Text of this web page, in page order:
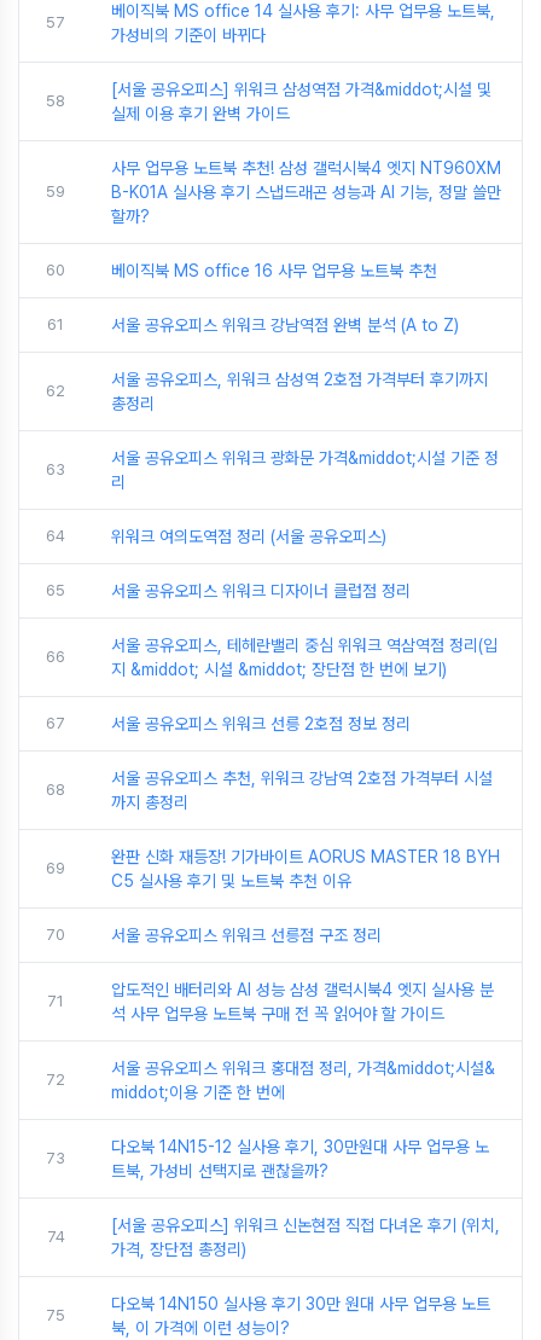
57
베이직북 MS office 14 실사용 후기: 사무 업무용 노트북,
가성비의 기준이 바뀌다
58
[서울 공유오피스] 위워크 삼성역점 가격&middot;시설 및
실제 이용 후기 완벽 가이드
59
사무 업무용 노트북 추천! 삼성 갤럭시북4 엣지 NT960XM
B-K01A 실사용 후기 스냅드래곤 성능과 AI 기능, 정말 쓸만
할까?
60 베이직북 MS office 16 사무 업무용 노트북 추천
61 서울 공유오피스 위워크 강남역점 완벽 분석 (A to Z)
62
서울 공유오피스, 위워크 삼성역 2호점 가격부터 후기까지
총정리
63
서울 공유오피스 위워크 광화문 가격&middot;시설 기준 정
리
64 위워크 여의도역점 정리 (서울 공유오피스)
65 서울 공유오피스 위워크 디자이너 클럽점 정리
66
서울 공유오피스, 테헤란밸리 중심 위워크 역삼역점 정리(입
지 &middot; 시설 &middot; 장단점 한 번에 보기)
67 서울 공유오피스 위워크 선릉 2호점 정보 정리
68
서울 공유오피스 추천, 위워크 강남역 2호점 가격부터 시설
까지 총정리
69
완판 신화 재등장! 기가바이트 AORUS MASTER 18 BYH
C5 실사용 후기 및 노트북 추천 이유
70 서울 공유오피스 위워크 선릉점 구조 정리
71
압도적인 배터리와 AI 성능 삼성 갤럭시북4 엣지 실사용 분
석 사무 업무용 노트북 구매 전 꼭 읽어야 할 가이드
72
서울 공유오피스 위워크 홍대점 정리, 가격&middot;시설&
middot;이용 기준 한 번에
73
다오북 14N15-12 실사용 후기, 30만원대 사무 업무용 노
트북, 가성비 선택지로 괜찮을까?
74
[서울 공유오피스] 위워크 신논현점 직접 다녀온 후기 (위치,
가격, 장단점 총정리)
75
다오북 14N150 실사용 후기 30만 원대 사무 업무용 노트
북, 이 가격에 이런 성능이?